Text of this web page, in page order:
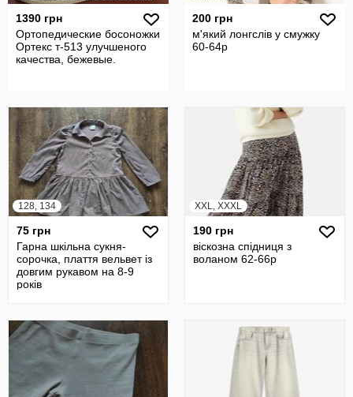
1390 грн
Ортопедические босоножки
Ортекс т-513 улучшеного
качества, бежевые.
200 грн
м'який лонгслів у смужку
60-64р
128, 134
75 грн
Гарна шкільна сукня-
сорочка, плаття вельвет із
довгим рукавом на 8-9
років
XXL, XXXL
190 грн
віскозна спідниця з
воланом 62-66р